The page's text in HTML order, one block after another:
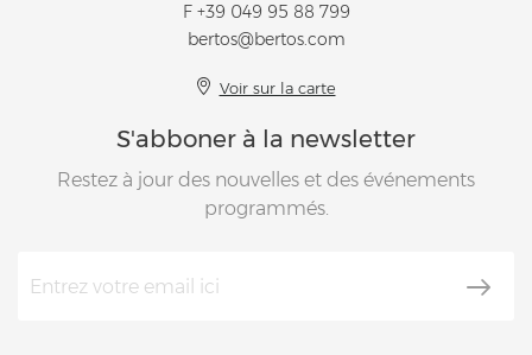
F +39 049 95 88 799
bertos@bertos.com
Voir sur la carte
S'abboner à la newsletter
Restez à jour des nouvelles et des événements
programmés.